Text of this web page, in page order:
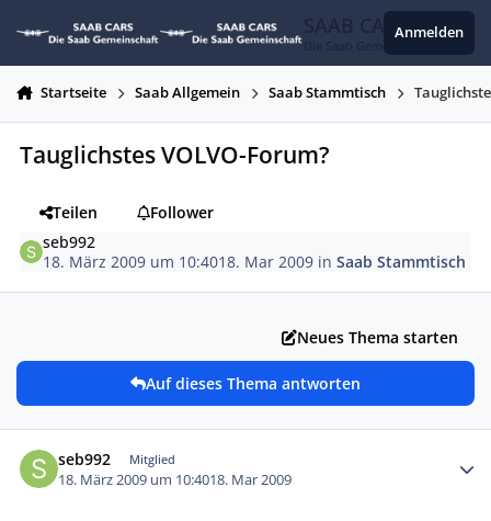
SAAB CARS
Die Saab Gemeinschaft
Anmelden
Startseite Saab Allgemein Saab Stammtisch
Tauglichstes VOLVO-Forum?
Teilen
Follower
seb992
18. März 2009 um 10:4018. Mar 2009 inSaab Stammtisch
Neues Thema starten
Auf dieses Thema antworten
seb992 Mitglied
18. März 2009 um 10:4018. Mar 2009